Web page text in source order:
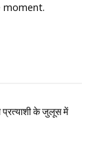
moment.
प्रत्याशी के जुलूस में